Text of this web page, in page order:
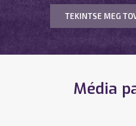
TEKINTSE MEG
Média